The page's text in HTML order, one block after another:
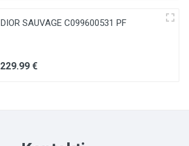
DIOR SAUVAGE C099600531 PF
229.99 €